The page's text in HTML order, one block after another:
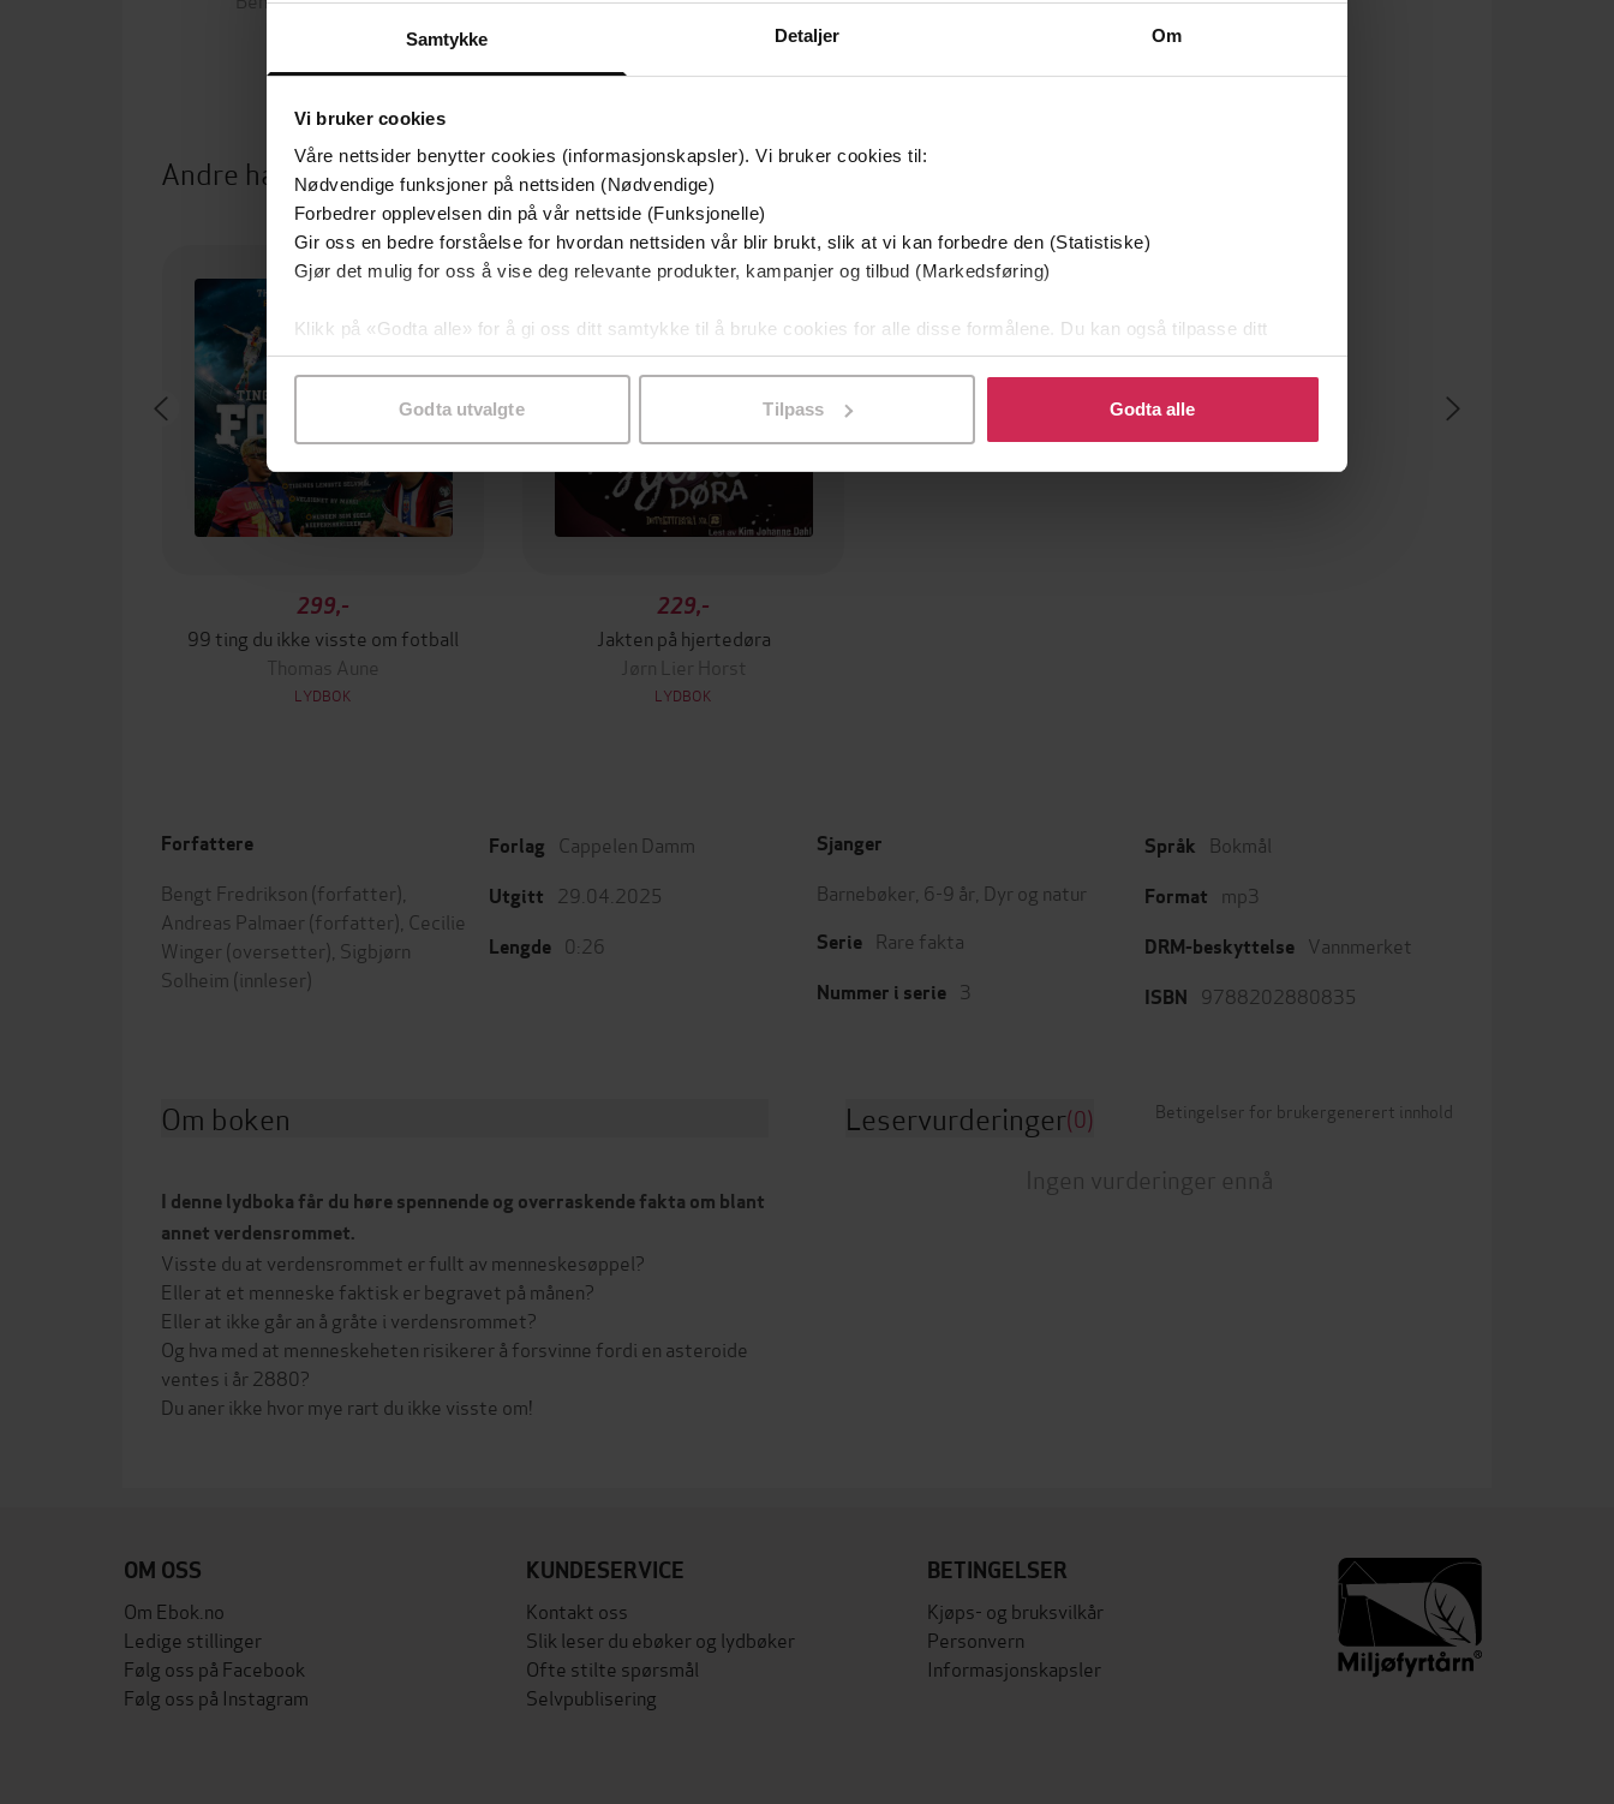
Samtykke Detaljer Om
Vi bruker cookies
Våre nettsider benytter cookies (informasjonskapsler). Vi bruker cookies til:
Nødvendige funksjoner på nettsiden (Nødvendige)
Forbedrer opplevelsen din på vår nettside (Funksjonelle)
Gir oss en bedre forståelse for hvordan nettsiden vår blir brukt, slik at vi kan forbedre den (Statistiske)
Gjør det mulig for oss å vise deg relevante produkter, kampanjer og tilbud (Markedsføring)
Klikk på «Godta alle» for å gi oss ditt samtykke til å bruke cookies for alle disse formålene. Du kan også tilpasse ditt
samtykke til spesifikke formål ved å klikke på «Tilpass». Du kan når som helst trekke tilbake eller endre ditt samtykke.
Godta utvalgte Tilpass Godta alle
Andre har også kjøpt
299,-
99 ting du ikke visste om fotball
Thomas Aune
LYDBOK
229,-
Jakten på hjertedøra
Jørn Lier Horst
LYDBOK
Forfattere
Bengt Fredrikson (forfatter),
Andreas Palmaer (forfatter), Cecilie
Winger (oversetter), Sigbjørn
Solheim (innleser)
Forlag Cappelen Damm
Utgitt 29.04.2025
Lengde 0:26
Sjanger
Barnebøker 6-9 år Dyr og natur
Serie Rare fakta
Nummer i serie 3
Språk Bokmål
Format mp3
DRM-beskyttelse Vannmerket
ISBN 9788202880835
Om boken
I denne lydboka får du høre spennende og overraskende fakta om blant
annet verdensrommet.
Visste du at verdensrommet er fullt av menneskesøppel?
Eller at et menneske faktisk er begravet på månen?
Eller at ikke går an å gråte i verdensrommet?
Og hva med at menneskeheten risikerer å forsvinne fordi en asteroide
ventes i år 2880?
Du aner ikke hvor mye rart du ikke visste om!
Leservurderinger(0) Betingelser for brukergenerert innhold
Ingen vurderinger ennå
OM OSS
Om Ebok.no
Ledige stillinger
Følg oss på Facebook
Følg oss på Instagram
KUNDESERVICE
Kontakt oss
Slik leser du ebøker og lydbøker
Ofte stilte spørsmål
Selvpublisering
BETINGELSER
Kjøps- og bruksvilkår
Personvern
Informasjonskapsler